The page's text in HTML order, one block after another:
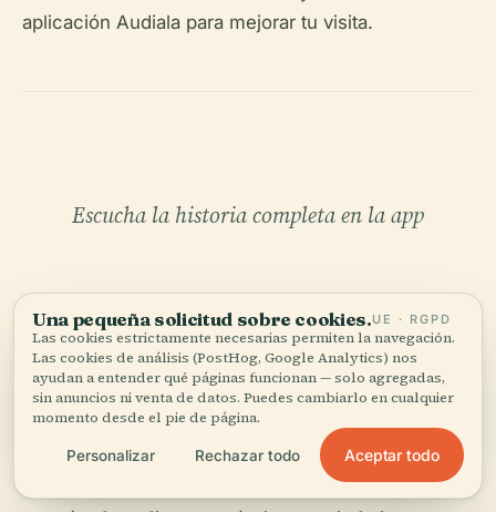
aplicación Audiala para mejorar tu visita.
Escucha la historia completa en la app
TU CURADOR PERSONAL
Todo Steffl Arena,
bien contado.
Una pequeña solicitud sobre cookies.UE · RGPD
Las cookies estrictamente necesarias permiten la navegación.
Las cookies de análisis (PostHog, Google Analytics) nos
ayudan a entender qué páginas funcionan — solo agregadas,
sin anuncios ni venta de datos. Puedes cambiarlo en cualquier
momento desde el pie de página.
Personalizar Rechazar todo Aceptar todo